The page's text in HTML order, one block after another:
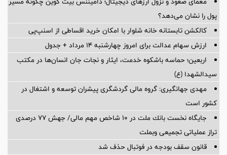
پول را نشان می‌دهد؟
کالکشن تابستانه خانه شلوار با امکان خرید اقساطی از اسنپ‌پی
ارزش سهام عدالت برای امروز چهارشنبه ۱۴ مرداد + جدول
اربعین؛ حماسه باشکوه خدمت، ایثار و نجات جان انسان‌ها در مکتب
سیدالشهدا (ع)
مهدی جهانگیری: گروه مالی گردشگری پیشران توسعه و اشتغال در
کشور است
جایگاه نخست بانك ملت در 10 شاخص مهم مالی/ جهش 77 درصدی
تراز عملیاتی تجمیعی وبملت
قانون سقف بودجه در فوتبال حذف شد